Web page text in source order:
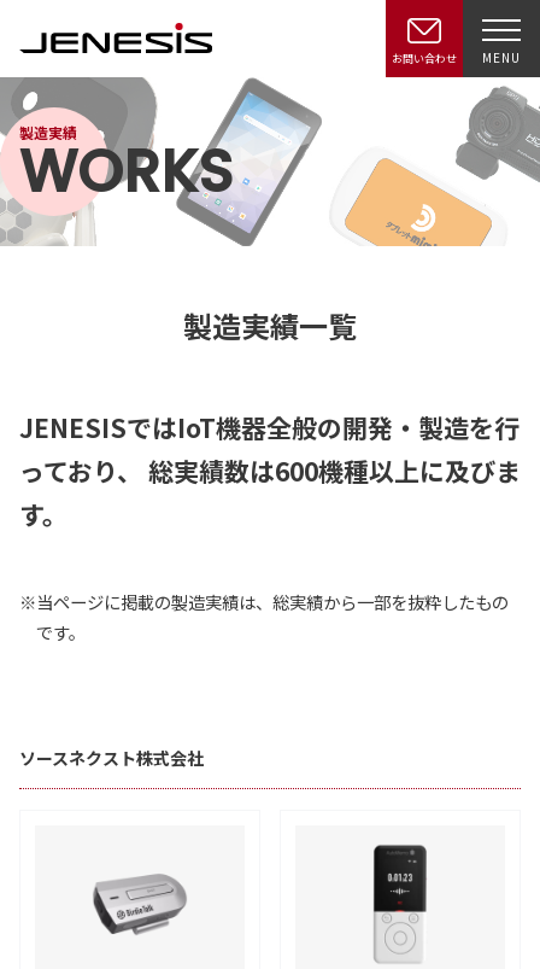
お問い合わせ MENU
製造実績
WORKS
製造実績一覧
JENESISではIoT機器全般の開発・製造を行
っており、 総実績数は600機種以上に及びま
す。
※当ページに掲載の製造実績は、総実績から一部を抜粋したもの
です。
ソースネクスト株式会社